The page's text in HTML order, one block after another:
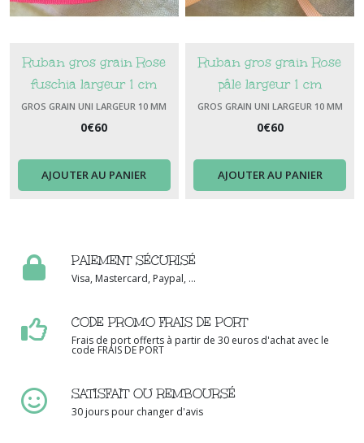
Ruban gros grain Rose
fuschia largeur 1 cm
GROS GRAIN UNI LARGEUR 10 MM
0€60
AJOUTER AU PANIER
Ruban gros grain Rose
pâle largeur 1 cm
GROS GRAIN UNI LARGEUR 10 MM
0€60
AJOUTER AU PANIER
PAIEMENT SÉCURISÉ
Visa, Mastercard, Paypal, ...
CODE PROMO FRAIS DE PORT
Frais de port offerts à partir de 30 euros d'achat avec le
code FRAIS DE PORT
SATISFAIT OU REMBOURSÉ
30 jours pour changer d'avis